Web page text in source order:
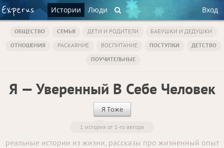
Истории Люди Вход
ОБЩЕСТВО СЕМЬЯ ДЕТИ И РОДИТЕЛИ
БАБУШКИ И ДЕДУШКИ
ОТНОШЕНИЯ
РАСКАЯНИЕ ВОСПИТАНИЕ ПОСТУПКИ
ДЕТСТВО
ПОУЧИТЕЛЬНЫЕ
Я — Уверенный В Себе Человек
Я Тоже
1 история от 1-го автора
реальные истории из жизни, рассказы про жизненный опыт